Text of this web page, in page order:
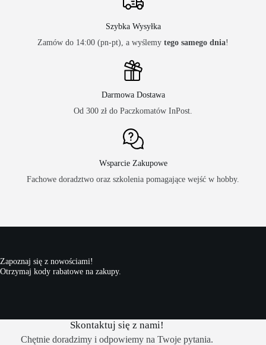
Szybka Wysyłka
Zamów do 14:00 (pn-pt), a wyślemy tego samego dnia!
Darmowa Dostawa
Od 300 zł do Paczkomatów InPost.
Wsparcie Zakupowe
Fachowe doradztwo oraz szkolenia pomagające wejść w hobby.
Zapoznaj się z nowościami!
Otrzymaj kody rabatowe na zakupy.
Skontaktuj się z nami!
Chętnie doradzimy i odpowiemy na Twoje pytania.